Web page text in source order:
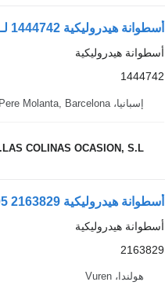
أسطوانة هيدروليكية 1444742 لـ الشاحنات DAF XF 105
أسطوانة هيدروليكية
1444742
إسبانيا، Sant Pere Molanta, Barcelona
LAS COLINAS OCASION, S.L.
أسطوانة هيدروليكية DAF Hydraulic System Kantelcilinder XF 105 2163829 لـ الشاحنات
أسطوانة هيدروليكية
2163829
هولندا، Vuren